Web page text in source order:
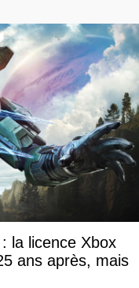
la licence Xbox
ans après, mais